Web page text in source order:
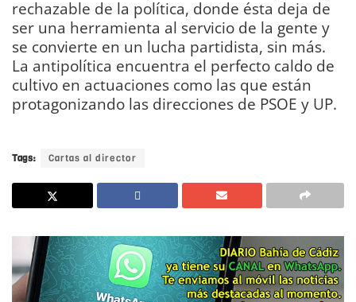
rechazable de la política, donde ésta deja de
ser una herramienta al servicio de la gente y
se convierte en un lucha partidista, sin más.
La antipolítica encuentra el perfecto caldo de
cultivo en actuaciones como las que están
protagonizando las direcciones de PSOE y UP.
Tags: Cartas al director